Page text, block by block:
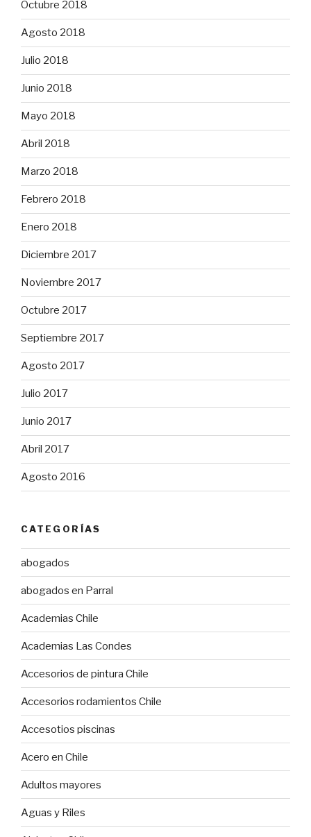
Octubre 2018
Agosto 2018
Julio 2018
Junio 2018
Mayo 2018
Abril 2018
Marzo 2018
Febrero 2018
Enero 2018
Diciembre 2017
Noviembre 2017
Octubre 2017
Septiembre 2017
Agosto 2017
Julio 2017
Junio 2017
Abril 2017
Agosto 2016
CATEGORÍAS
abogados
abogados en Parral
Academias Chile
Academias Las Condes
Accesorios de pintura Chile
Accesorios rodamientos Chile
Accesotios piscinas
Acero en Chile
Adultos mayores
Aguas y Riles